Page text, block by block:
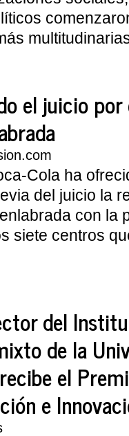
el juicio por
Cola ha
del juicio la
con la
siete centros
del
de la
el
e